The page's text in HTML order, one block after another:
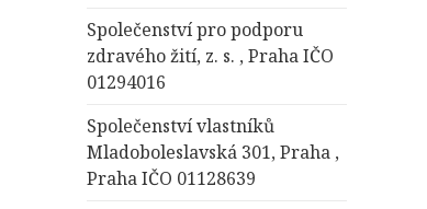
Společenství pro podporu
zdravého žití, z. s. , Praha IČO
01294016
Společenství vlastníků
Mladoboleslavská 301, Praha ,
Praha IČO 01128639